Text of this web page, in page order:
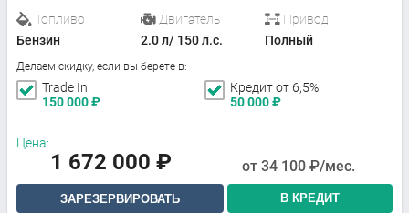
Топливо
Бензин
Двигатель
2.0 л/ 150 л.с.
Привод
Полный
Делаем скидку, если вы берете в:
Trade In
150 000₽
Кредит от 6,5%
50 000₽
Цена:
1 672 000 ₽ от 34 100 ₽/мес.
ЗАРЕЗЕРВИРОВАТЬ В КРЕДИТ